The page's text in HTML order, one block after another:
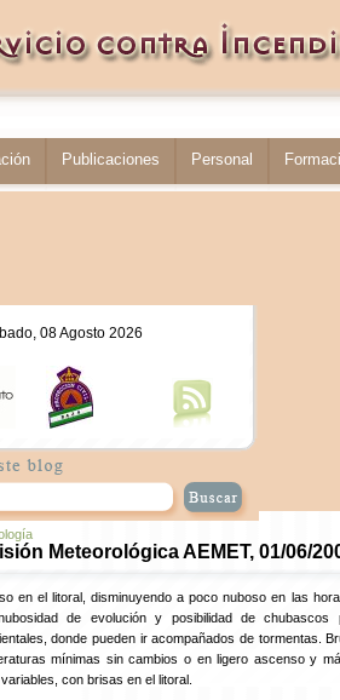
Publicaciones Personal
08 Agosto 2026
Meteorológica AEMET, 01/06/
en el litoral, disminuyendo a poco nuboso en las
de evolución y posibilidad de
donde pueden ir acompañados de tormentas.
mínimas sin cambios o en ligero ascenso y
con brisas en el litoral.